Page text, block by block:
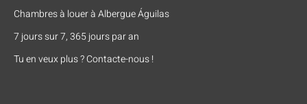
Chambres à louer à Albergue Águilas
7 jours sur 7, 365 jours par an
Tu en veux plus ? Contacte-nous !